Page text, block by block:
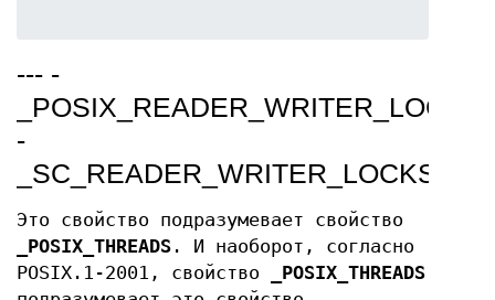
--- -
_POSIX_READER_WRITER_LOCKS
-
_SC_READER_WRITER_LOCKS
Это свойство подразумевает свойство
_POSIX_THREADS . И наоборот, согласно
POSIX.1-2001, свойство
_POSIX_THREADS